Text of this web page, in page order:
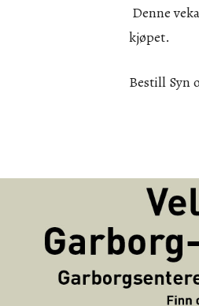
Denne
kjøpet.
Bestill Syn